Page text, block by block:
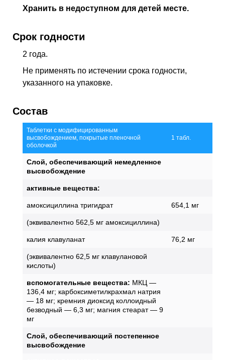
Хранить в недоступном для детей месте.
Срок годности
2 года.
Не применять по истечении срока годности,
указанного на упаковке.
Состав
Таблетки с модифицированным
высвобождением, покрытые пленочной
оболочкой
1 табл.
Слой, обеспечивающий немедленное
высвобождение
активные вещества:
амоксициллина тригидрат 654,1 мг
(эквивалентно 562,5 мг амоксициллина)
калия клавуланат 76,2 мг
(эквивалентно 62,5 мг клавулановой
кислоты)
вспомогательные вещества: МКЦ —
136,4 мг; карбоксиметилкрахмал натрия
— 18 мг; кремния диоксид коллоидный
безводный — 6,3 мг; магния стеарат — 9
мг
Слой, обеспечивающий постепенное
высвобождение